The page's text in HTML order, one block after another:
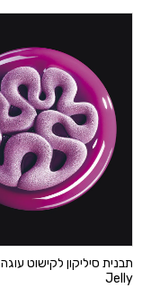
תבנית סיליקון לקישוט עוגה
Jelly